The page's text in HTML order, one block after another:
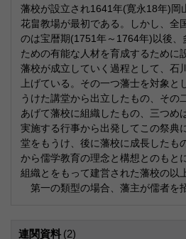
藩校が設立され1641年(寛永18年)岡
花畠教場が最初である。しかし、全
のは宝暦期(1751年～1764年)以後
ための有能な人材を育成するために
藩校が成立していく過程として、石
上げている。その一つ藩士を対象と
うけた講堂から出立したもの、その
あげて藩校に組織したもの、三つめ
実施する行事から出発してこの祭典
堂をもうけ、後に藩校に成長したも
から儒学教育の理念と構想とのもと
組織とをもって建営された藩校の以
第一の類型の場合、藩主が儒者を
連関資料 (2)